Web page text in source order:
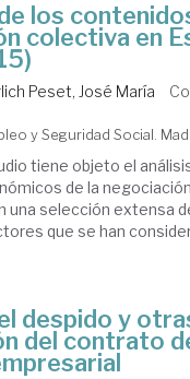
los
colectiva en
Peset, José María
y Seguridad Social.
tiene objeto el
de la
una selección extensa
que se han
despido y
del contrato